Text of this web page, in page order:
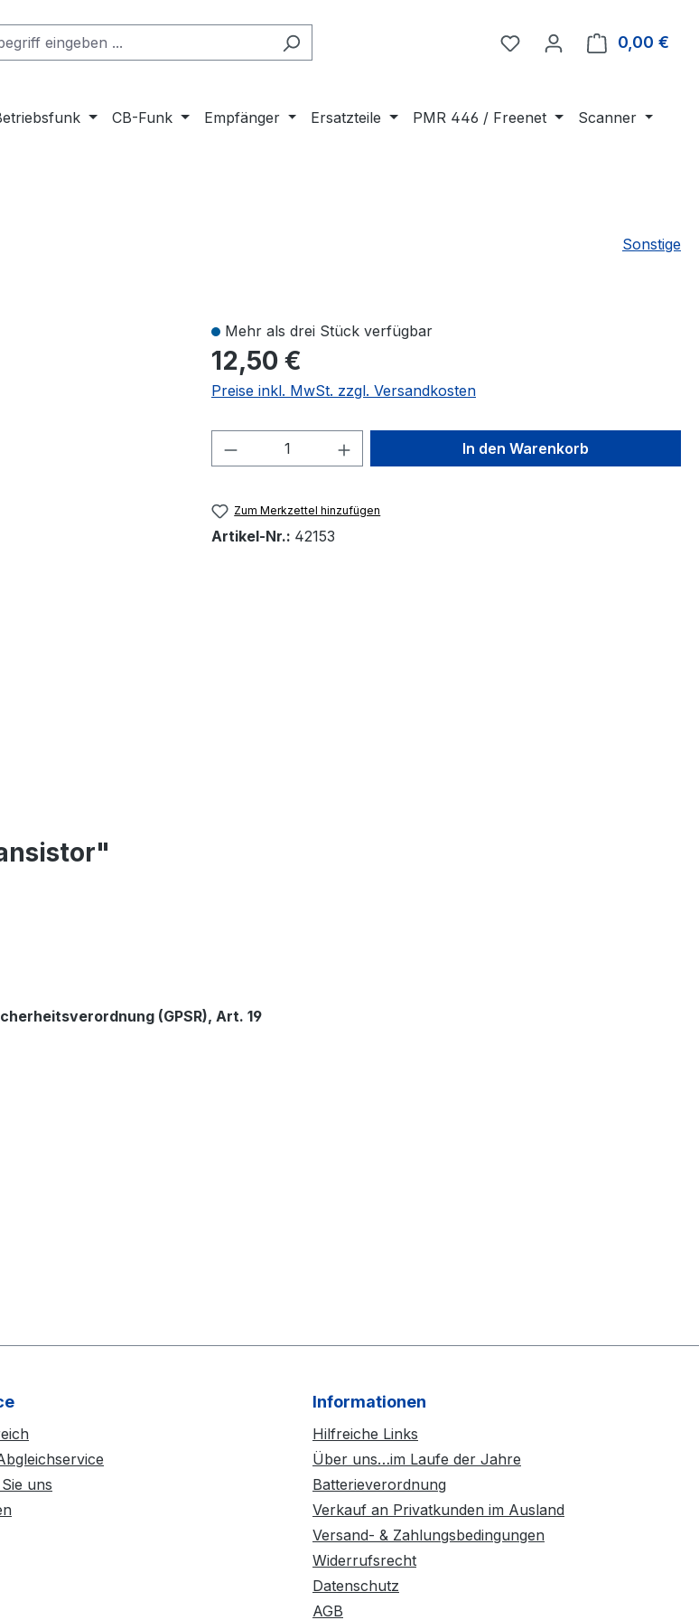
0,00 €
CB-Funk Empfänger Ersatzteile PMR 446 / Freenet
Scanner
Sonstige
Mehr als drei Stück verfügbar
12,50 €
Preise inkl. MwSt. zzgl. Versandkosten
Produkt Anzahl: Gib den gewünschten Wert
In den Warenkorb
Zum Merkzettel hinzufügen
Artikel-Nr.: 42153
(GPSR), Art. 19
uns
Informationen
Hilfreiche Links
Über uns…im Laufe der Jahre
Batterieverordnung
Verkauf an Privatkunden im Ausland
Versand- & Zahlungsbedingungen
Widerrufsrecht
Datenschutz
AGB